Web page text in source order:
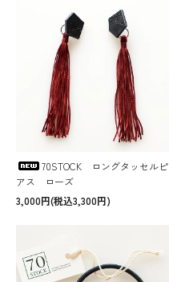
70STOCK ロングタッセルピ
アス ローズ
3,000円(税込3,300円)